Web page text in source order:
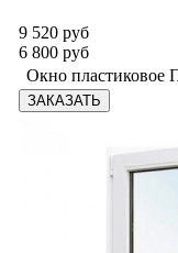
9 520 руб
6 800 руб
Окно пластиковое